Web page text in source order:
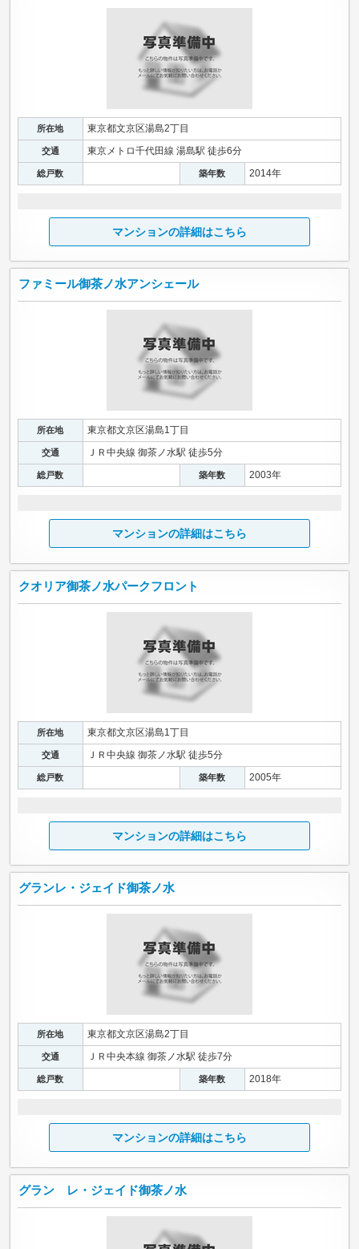
所在地 東京都文京区湯島2丁目
交通 東京メトロ千代田線 湯島駅 徒歩6分
総戸数 築年数 2014年
マンションの詳細はこちら
ファミール御茶ノ水アンシェール
所在地 東京都文京区湯島1丁目
交通 ＪＲ中央線 御茶ノ水駅 徒歩5分
総戸数 築年数 2003年
マンションの詳細はこちら
クオリア御茶ノ水パークフロント
所在地 東京都文京区湯島1丁目
交通 ＪＲ中央線 御茶ノ水駅 徒歩5分
総戸数 築年数 2005年
マンションの詳細はこちら
グランレ・ジェイド御茶ノ水
所在地 東京都文京区湯島2丁目
交通 ＪＲ中央本線 御茶ノ水駅 徒歩7分
総戸数 築年数 2018年
マンションの詳細はこちら
グラン レ・ジェイド御茶ノ水